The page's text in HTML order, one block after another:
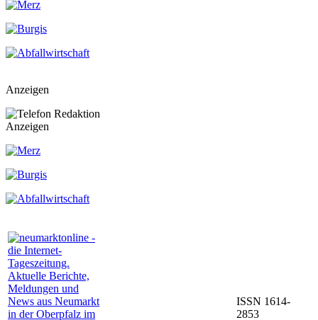
Anzeigen
Anzeigen
ISSN 1614-
2853